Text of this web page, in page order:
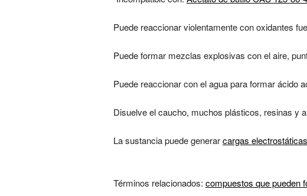
Puede reaccionar violentamente con oxidantes
Puede formar mezclas explosivas con el aire,
Puede reaccionar con el agua para formar ácido
Disuelve el caucho, muchos plásticos, resinas y
La sustancia puede generarcargas electrostáticas
Términos relacionados: compuestos que pueden